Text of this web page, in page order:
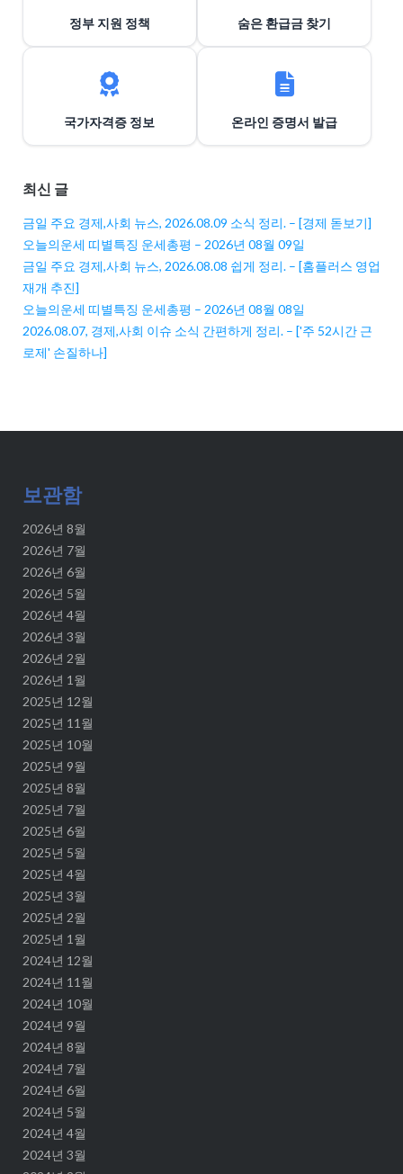
정부 지원 정책 숨은 환급금 찾기
국가자격증 정보 온라인 증명서 발급
최신 글
금일 주요 경제,사회 뉴스, 2026.08.09 소식 정리. – [경제 돋보기]
오늘의운세 띠별특징 운세총평 – 2026년 08월 09일
금일 주요 경제,사회 뉴스, 2026.08.08 쉽게 정리. – [홈플러스 영업
재개 추진]
오늘의운세 띠별특징 운세총평 – 2026년 08월 08일
2026.08.07, 경제,사회 이슈 소식 간편하게 정리. – ['주 52시간 근
로제' 손질하나]
보관함
2026년 8월
2026년 7월
2026년 6월
2026년 5월
2026년 4월
2026년 3월
2026년 2월
2026년 1월
2025년 12월
2025년 11월
2025년 10월
2025년 9월
2025년 8월
2025년 7월
2025년 6월
2025년 5월
2025년 4월
2025년 3월
2025년 2월
2025년 1월
2024년 12월
2024년 11월
2024년 10월
2024년 9월
2024년 8월
2024년 7월
2024년 6월
2024년 5월
2024년 4월
2024년 3월